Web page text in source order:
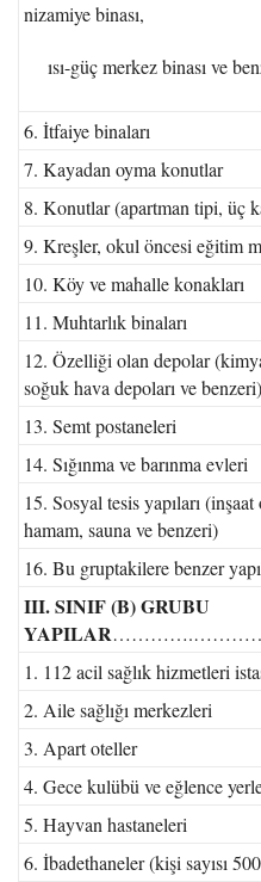
nizamiye binası,
ısı-güç merkez binası ve
6. İtfaiye binaları
7. Kayadan oyma konutlar
8. Konutlar (apartman tipi, üç
9. Kreşler, okul öncesi eğitim
10. Köy ve mahalle konakları
11. Muhtarlık binaları
12. Özelliği olan depolar
soğuk hava depoları ve benzeri)
13. Semt postaneleri
14. Sığınma ve barınma evleri
15. Sosyal tesis yapıları
hamam, sauna ve benzeri)
16. Bu gruptakilere benzer
III. SINIF (B) GRUBU
YAPILAR
1. 112 acil sağlık hizmetleri
2. Aile sağlığı merkezleri
3. Apart oteller
4. Gece kulübü ve eğlence
5. Hayvan hastaneleri
6. İbadethaneler (kişi sayısı